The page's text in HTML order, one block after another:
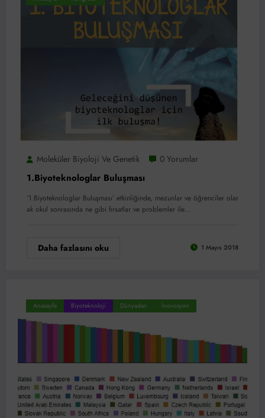
Moleküler Biyoloji Ve Genetik 0 Yorumlar
1.Biyoteknologlar Buluşması
‘1.Biyoteknologlar Buluşması’ etkinliğinde, mezunlar ve öğrenciler olar
ak okul sonrasında ne gibi fırsatlar ve problemler ile…
Daha fazlasını oku 1 Mayıs 2018
Anasayfa Biyoteknoloji Dünyadan İnovosyon